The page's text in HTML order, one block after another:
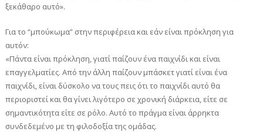
ξεκάθαρο αυτό».
Για το “μπούκωμα” στην περιφέρεια και εάν είναι πρόκληση για
αυτόν:
«Πάντα είναι πρόκληση, γιατί παίζουν ένα παιχνίδι και είναι
επαγγελματίες. Από την άλλη παίζουν μπάσκετ γιατί είναι ένα
παιχνίδι, είναι δύσκολο να τους πεις ότι το παιχνίδι αυτό θα
περιοριστεί και θα γίνει λιγότερο σε χρονική διάρκεια, είτε σε
σημαντικότητα είτε σε ρόλο. Αυτό το πράγμα είναι άρρηκτα
συνδεδεμένο με τη φιλοδοξία της ομάδας.